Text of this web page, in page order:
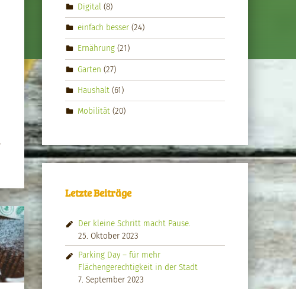
Digital (8)
einfach besser(24)
Ernährung(21)
Garten (27)
Haushalt(61)
Mobilität(20)
Letzte Beiträge
Der kleine Schritt macht Pause.
25. Oktober 2023
Parking Day – für mehr
Flächengerechtigkeit in der Stadt
7. September 2023